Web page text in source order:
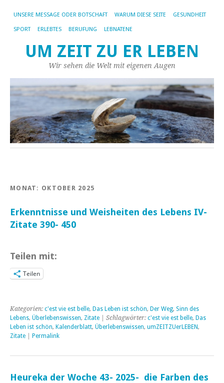
UNSERE MESSAGE ODER BOTSCHAFT WARUM DIESE SEITE GESUNDHEIT
SPORT ERLEBTES BERUFUNG LEBNATENE
UM ZEIT ZU ER LEBEN
Wir sehen die Welt mit eigenen Augen
MONAT: OKTOBER 2025
Erkenntnisse und Weisheiten des Lebens IV-
Zitate 390- 450
Teilen mit:
Teilen
Kategorien: c'est vie est belle, Das Leben ist schön, Der Weg, Sinn des
Lebens, Überlebenswissen, Zitate | Schlagwörter: c'est vie est belle, Das
Leben ist schön, Kalenderblatt, Überlebenswissen, umZEITZUerLEBEN,
Zitate
Permalink
Heureka der Woche 43- 2025- die Farben des